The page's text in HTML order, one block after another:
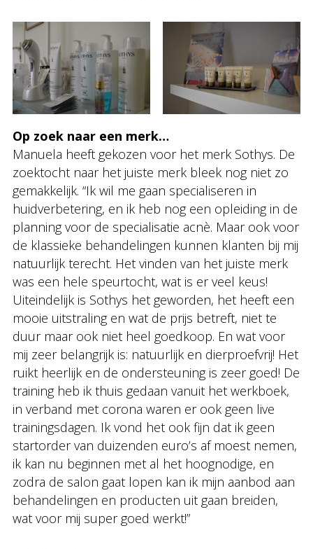
Op zoek naar een merk…
Manuela heeft gekozen voor het merk Sothys. De
zoektocht naar het juiste merk bleek nog niet zo
gemakkelijk. “Ik wil me gaan specialiseren in
huidverbetering, en ik heb nog een opleiding in de
planning voor de specialisatie acnè. Maar ook voor
de klassieke behandelingen kunnen klanten bij mij
natuurlijk terecht. Het vinden van het juiste merk
was een hele speurtocht, wat is er veel keus!
Uiteindelijk is Sothys het geworden, het heeft een
mooie uitstraling en wat de prijs betreft, niet te
duur maar ook niet heel goedkoop. En wat voor
mij zeer belangrijk is: natuurlijk en dierproefvrij! Het
ruikt heerlijk en de ondersteuning is zeer goed! De
training heb ik thuis gedaan vanuit het werkboek,
in verband met corona waren er ook geen live
trainingsdagen. Ik vond het ook fijn dat ik geen
startorder van duizenden euro’s af moest nemen,
ik kan nu beginnen met al het hoognodige, en
zodra de salon gaat lopen kan ik mijn aanbod aan
behandelingen en producten uit gaan breiden,
wat voor mij super goed werkt!”